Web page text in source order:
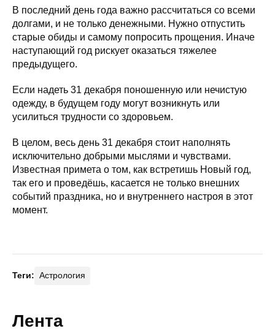
В последний день года важно рассчитаться со всеми
долгами, и не только денежными. Нужно отпустить
старые обиды и самому попросить прощения. Иначе
наступающий год рискует оказаться тяжелее
предыдущего.
Если надеть 31 декабря поношенную или нечистую
одежду, в будущем году могут возникнуть или
усилиться трудности со здоровьем.
В целом, весь день 31 декабря стоит наполнять
исключительно добрыми мыслями и чувствами.
Известная примета о том, как встретишь Новый год,
так его и проведёшь, касается не только внешних
событий праздника, но и внутреннего настроя в этот
момент.
Теги: Астрология
Лента